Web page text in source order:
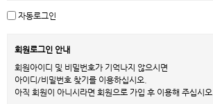
자동로그인
회원로그인 안내
회원아이디 및 비밀번호가 기억나지 않으시면
아이디/비밀번호 찾기를 이용하십시오.
아직 회원이 아니시라면 회원으로 가입 후 이용해 주십시오.